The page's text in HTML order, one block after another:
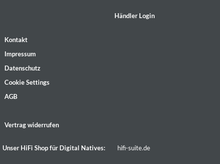
Händler Login
Kontakt
Impressum
Datenschutz
Cookie Settings
AGB
Vertrag widerrufen
Unser HiFi Shop für Digital Natives: hifi-suite.de